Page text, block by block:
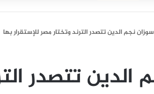
سوزان نجم الدين تتصدر الترند وتختار مصر للإستقرار بها
الدين تتصدر